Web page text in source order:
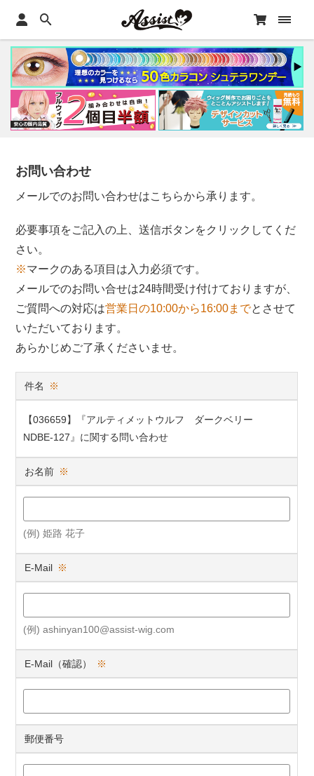
お問い合わせ
メールでのお問い合わせはこちらから承ります。
必要事項をご記入の上、送信ボタンをクリックしてくだ
さい。
※マークのある項目は入力必須です。
メールでのお問い合せは24時間受け付けておりますが、
ご質問への対応は営業日の10:00から16:00までとさせて
いただいております。
あらかじめご了承くださいませ。
件名 ※
【036659】『アルティメットウルフ ダークベリー
NDBE-127』に関する問い合わせ
お名前 ※
(例) 姫路 花子
E-Mail ※
(例) ashinyan100@assist-wig.com
E-Mail（確認） ※
郵便番号